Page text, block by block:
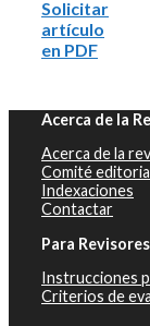
Solicitar
artículo
en PDF
Acerca de la
Acerca de la
Comité
Indexaciones
Contactar
Para Revisores
Instrucciones
Criterios de